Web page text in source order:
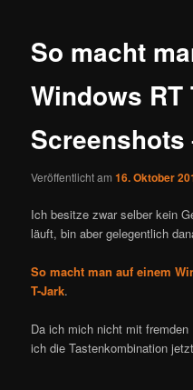
So macht
Windows RT
Screenshots
Veröffentlicht am16. Oktober
Ich besitze zwar selber kein
läuft, bin aber gelegentlich
So macht man auf einem
T-Jark.
Da ich mich nicht mit
ich die Tastenkombination